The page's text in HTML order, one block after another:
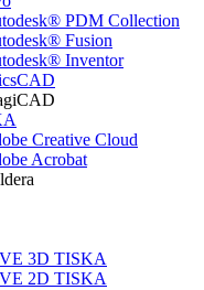
PDM Collection
Fusion
Inventor
Creative Cloud
Acrobat
3D TISKA
2D TISKA